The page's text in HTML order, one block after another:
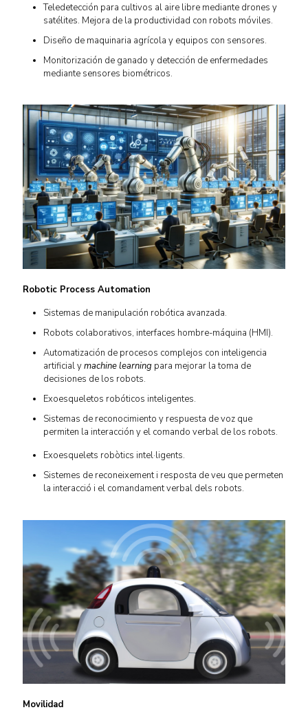
Teledetección para cultivos al aire libre mediante drones y
satélites. Mejora de la productividad con robots móviles.
Diseño de maquinaria agrícola y equipos con sensores.
Monitorización de ganado y detección de enfermedades
mediante sensores biométricos.
Robotic Process Automation
Sistemas de manipulación robótica avanzada.
Robots colaborativos, interfaces hombre-máquina (HMI).
Automatización de procesos complejos con inteligencia
artificial ymachine learning para mejorar la toma de
decisiones de los robots.
Exoesqueletos robóticos inteligentes.
Sistemas de reconocimiento y respuesta de voz que
permiten la interacción y el comando verbal de los robots.
Exoesquelets robòtics intel·ligents.
Sistemes de reconeixement i resposta de veu que permeten
la interacció i el comandament verbal dels robots.
Movilidad